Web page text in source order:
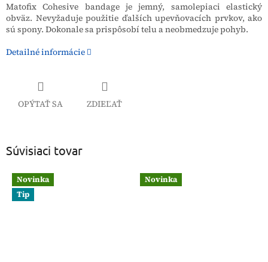
Matofix Cohesive bandage je jemný, samolepiaci elastický
obväz. Nevyžaduje použitie ďalších upevňovacích prvkov, ako
sú spony. Dokonale sa prispôsobí telu a neobmedzuje pohyb.
Detailné informácie
OPÝTAŤ SA ZDIEĽAŤ
Súvisiaci tovar
Novinka
Tip
Novinka